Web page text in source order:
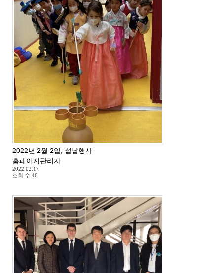
2022년 2월 2일, 설날행사
홈페이지관리자
2022.02.17
조회 수 46